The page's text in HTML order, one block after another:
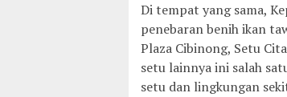
Di tempat yang sama,
penebaran benih ikan
Plaza Cibinong, Setu
setu lainnya ini salah
setu dan lingkungan